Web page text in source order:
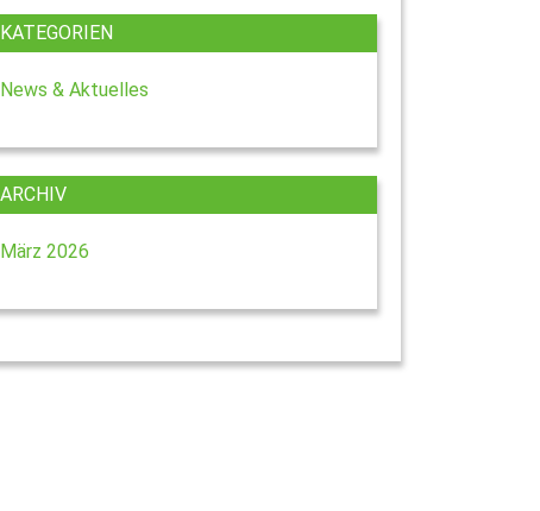
KATEGORIEN
News & Aktuelles
ARCHIV
März 2026